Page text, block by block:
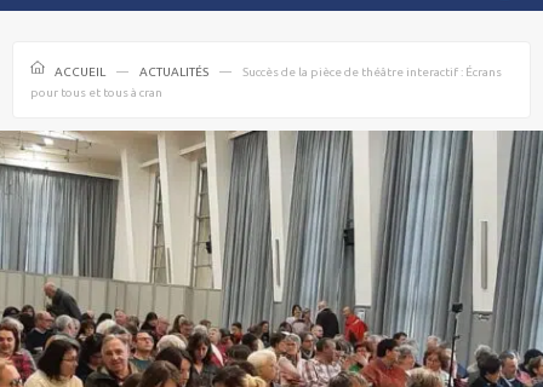
ACCUEIL ACTUALITÉS
Succès de la pièce de théâtre interactif : Écrans
pour tous et tous à cran